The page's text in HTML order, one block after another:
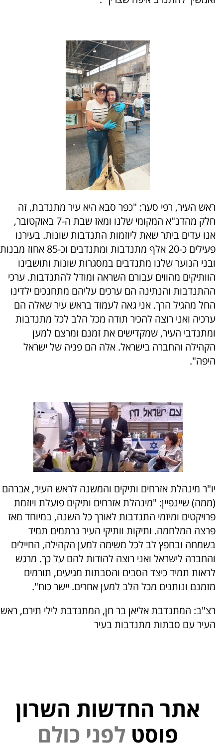
ראש העיר, רפי סער: "כפר סבא היא עיר מתנדבת, זה
חלק מהדנ"א המקומי שלנו ומאז שבת ה-7 באוקטובר,
אנו עדים ביתר שאת ליוזמות התנדבות שונות. בעירנו
פעילים כ-20 אלף מתנדבות ומתנדבים וכ-85 אחוז מבנות
ובני הנוער שלנו מתנדבים במסגרות שונות ותושבינו
הוותיקים מהווים עבורם השראה ומודל להתנדבות. ערכי
ההתנדבות והנתינה הם ערכים עליהם מתחנכים ילדינו
החל מהגיל הרך. אני גאה לעמוד בראש עיר שאלה הם
ערכיה ואני רוצה להכיר תודה מכל הלב לכל מתנדבות
ומתנדבי העיר, שמקדישים את זמנם ומרצם למען
הקהילה והחברה בישראל. אלה הם פניה של ישראל
היפה".
יו"ר מינהלת אזרחים ותיקים והמשנה לראש העיר, אברהם
(ממה) שיינפיין: "מינהלת אזרחים ותיקים פועלת ויוזמת
פרויקטים ומיזמי התנדבות לאורך כל השנה, במיוחד מאז
פרצה המלחמה. ותיקות וותיקי העיר נרתמים תמיד
בשמחה ובחפץ לב לכל משימה למען הקהילה, החיילים
והחברה לישראל ואני רוצה להודות להם על כך. מרגש
לראות תמיד כיצד הסבים והסבתות מגיעים, תורמים
מזמנם ונותנים מכל הלב למען אחרים. יישר כוח".
רצ"ב: המתנדבת אליאן בר חן, המתנדבת לילי תירם, ראש
העיר עם סבתות מתנדבות בעיר
אתר החדשות השרון
פוסט